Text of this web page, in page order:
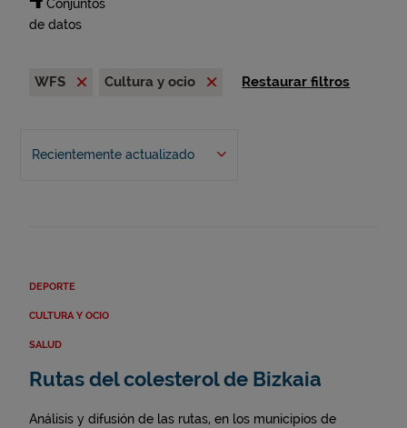
Conjuntos
de datos
WFS Cultura y ocio Restaurar filtros
Recientemente actualizado
DEPORTE
CULTURA Y OCIO
SALUD
Rutas del colesterol de Bizkaia
Análisis y difusión de las rutas, en los municipios de